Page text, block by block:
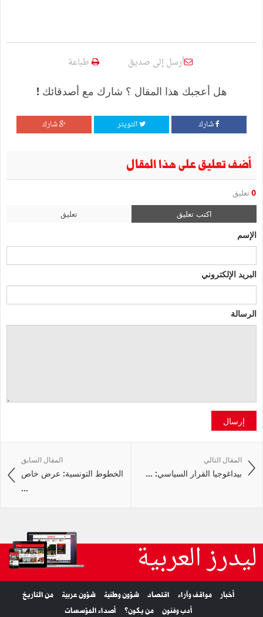
أرسل إلى صديق طباعة
هل أعجبك هذا المقال ؟ شارك مع أصدقائك !
شارك التويتر شارك
أضف تعليق على هذا المقال
0 تعليق
اكتب تعليق تعليق
الإسم
البريد الإلكتروني
الرسالة
إرسال
المقال السابق
الخطوط التونسية: عرض خاص
...
المقال التالي
بيداغوجيا القرار السياسي: ...
ليدرز العربية
أخبار مواقف وآراء اقتصاد شؤون وطنية شؤون عربية
من التاريخ
أدب وفنون
من يكون؟ أصداء المؤسسات